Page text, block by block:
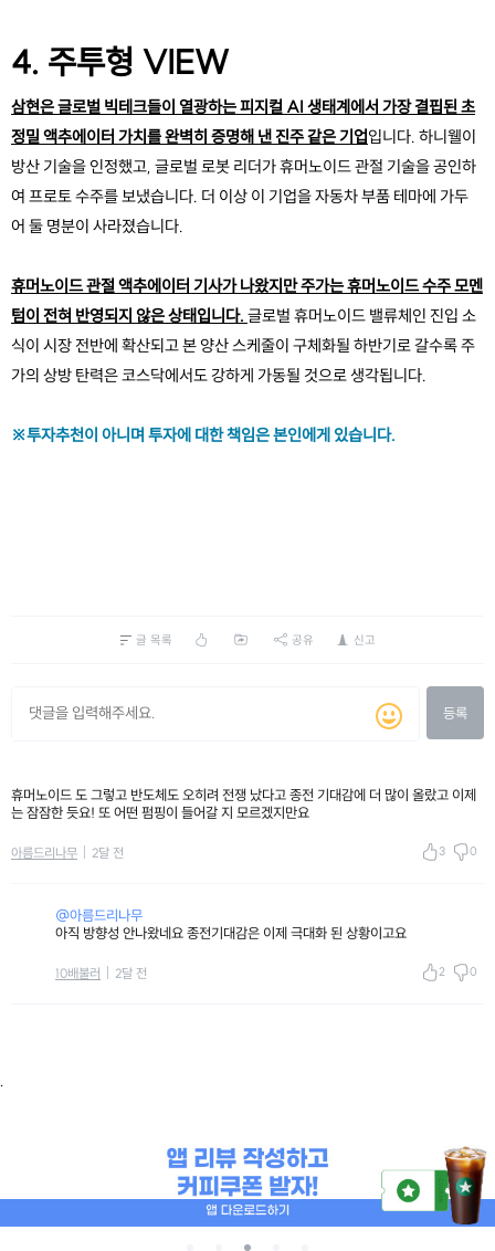
4. 주투형 VIEW
삼현은 글로벌 빅테크들이 열광하는 피지컬 AI 생태계에서 가장 결핍된 초
정밀 액추에이터 가치를 완벽히 증명해 낸 진주 같은 기업입니다. 하니웰이
방산 기술을 인정했고, 글로벌 로봇 리더가 휴머노이드 관절 기술을 공인하
여 프로토 수주를 보냈습니다. 더 이상 이 기업을 자동차 부품 테마에 가두
어 둘 명분이 사라졌습니다.
휴머노이드 관절 액추에이터 기사가 나왔지만 주가는 휴머노이드 수주 모멘
텀이 전혀 반영되지 않은 상태입니다. 글로벌 휴머노이드 밸류체인 진입 소
식이 시장 전반에 확산되고 본 양산 스케줄이 구체화될 하반기로 갈수록 주
가의 상방 탄력은 코스닥에서도 강하게 가동될 것으로 생각됩니다.
※투자추천이 아니며 투자에 대한 책임은 본인에게 있습니다.
글 목록 공유 신고
등록
휴머노이드 도 그렇고 반도체도 오히려 전쟁 났다고 종전 기대감에 더 많이 올랐고 이제
는 잠잠한 듯요! 또 어떤 펌핑이 들어갈 지 모르겠지만요
아름드리나무 2달 전 3 0
@아름드리나무
아직 방향성 안나왔네요 종전기대감은 이제 극대화 된 상황이고요
10배불러 2달 전 2 0
.